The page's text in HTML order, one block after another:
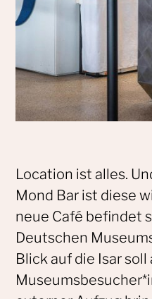
Location ist alles.
Mond Bar ist diese
neue Café befindet
Deutschen
Blick auf die Isar